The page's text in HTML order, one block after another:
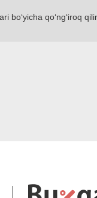
boʻyicha qoʻngʻiroq